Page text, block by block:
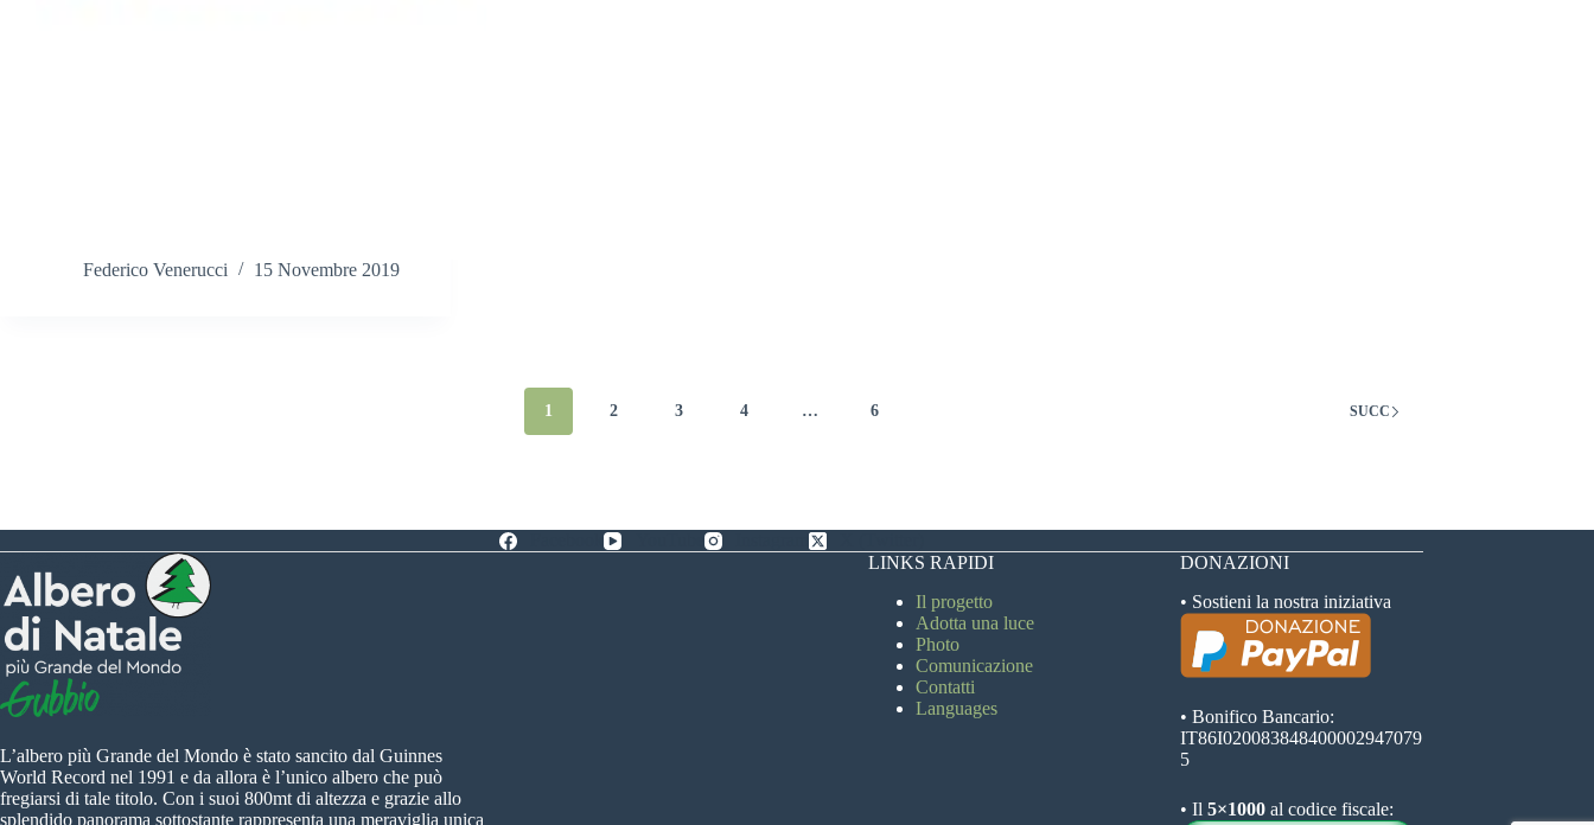
Federico Venerucci 15 Novembre 2019
1 2 3 4 … 6 SUCC
Facebook
L’albero più Grande del Mondo è stato sancito dal Guinnes
World Record nel 1991 e da allora è l’unico albero che può
fregiarsi di tale titolo. Con i suoi 800mt di altezza e grazie allo
splendido panorama sottostante rappresenta una meraviglia unica
LINKS RAPIDI
Il progetto
Adotta una luce
Photo
Comunicazione
Contatti
Languages
DONAZIONI
• Sostieni la nostra iniziativa
• Bonifico Bancario:
IT86I020083848400002947079
5
• Il 5×1000al codice fiscale: